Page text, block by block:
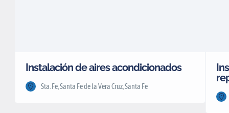
Instalación de aires acondicionados
Sta. Fe, Santa Fe de la Vera Cruz, Santa Fe